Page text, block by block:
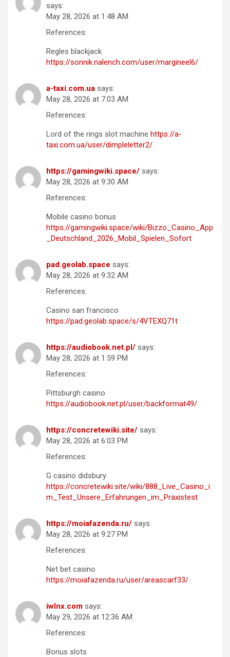
says:
May 28, 2026 at 1:48 AM
References:
Regles blackjack
https://sonnik.nalench.com/user/margineel6/
a-taxi.com.ua says:
May 28, 2026 at 7:03 AM
References:
Lord of the rings slot machine https://a-
taxi.com.ua/user/dimpleletter2/
https://gamingwiki.space/ says:
May 28, 2026 at 9:30 AM
References:
Mobile casino bonus
https://gamingwiki.space/wiki/Bizzo_Casino_App
_Deutschland_2026_Mobil_Spielen_Sofort
pad.geolab.space says:
May 28, 2026 at 9:32 AM
References:
Casino san francisco
https://pad.geolab.space/s/4VTEXQ71t
https://audiobook.net.pl/ says:
May 28, 2026 at 1:59 PM
References:
Pittsburgh casino
https://audiobook.net.pl/user/backformat49/
https://concretewiki.site/ says:
May 28, 2026 at 6:03 PM
References:
G casino didsbury
https://concretewiki.site/wiki/888_Live_Casino_i
m_Test_Unsere_Erfahrungen_im_Praxistest
https://moiafazenda.ru/ says:
May 28, 2026 at 9:27 PM
References:
Net bet casino
https://moiafazenda.ru/user/areascarf33/
iwlnx.com says:
May 29, 2026 at 12:36 AM
References:
Bonus slots